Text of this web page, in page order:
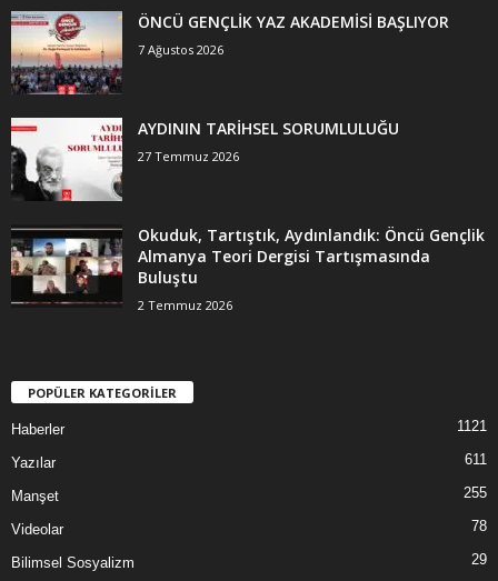
ÖNCÜ GENÇLİK YAZ AKADEMİSİ BAŞLIYOR
7 Ağustos 2026
AYDININ TARİHSEL SORUMLULUĞU
27 Temmuz 2026
Okuduk, Tartıştık, Aydınlandık: Öncü Gençlik
Almanya Teori Dergisi Tartışmasında
Buluştu
2 Temmuz 2026
POPÜLER KATEGORİLER
Haberler 1121
Yazılar 611
Manşet 255
Videolar 78
Bilimsel Sosyalizm 29